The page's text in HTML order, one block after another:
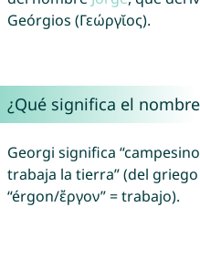
Geórgios (Γεώργῐος).
¿Qué significa el
Georgi significa
trabaja la tierra” (del
“érgon/ἔργον” = trabajo).